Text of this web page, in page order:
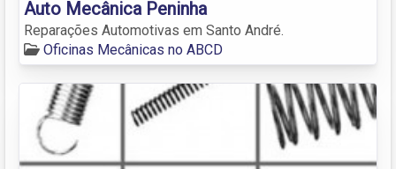
Auto Mecânica Peninha
Reparações Automotivas em Santo André.
Oficinas Mecânicas no ABCD